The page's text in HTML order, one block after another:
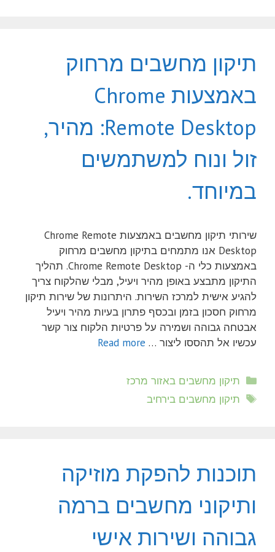
תיקון מחשבים מרחוק
באמצעות Chrome
Remote Desktop: מהיר,
זול ונוח למשתמשים
במיוחד.
שירותי תיקון מחשבים באמצעות Chrome Remote
Desktop אנו מתמחים בתיקון מחשבים מרחוק
באמצעות כלי ה- Chrome Remote Desktop. תהליך
התיקון מתבצע באופן מהיר ויעיל, מבלי שהלקוח צריך
להגיע אישית למרכז השירות. היתרונות של שירות תיקון
מרחוק חסכון בזמן ובכסף פתרון בעיות מהיר ויעיל
אבטחה גבוהה ושמירה על פרטיות הלקוח צור קשר
עכשיו אל תהססו ליצור … Read more
קטגוריות
תיקון מחשבים באזור מרכז
תגיות
תיקון מחשבים בירחיב
תוכנות להפקת מוזיקה
ותיקוני מחשבים ברמה
גבוהה ושירות אישי